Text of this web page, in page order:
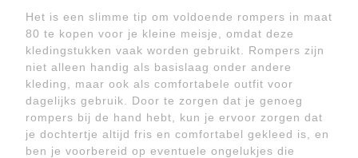
Het is een slimme tip om voldoende rompers in maat
80 te kopen voor je kleine meisje, omdat deze
kledingstukken vaak worden gebruikt. Rompers zijn
niet alleen handig als basislaag onder andere
kleding, maar ook als comfortabele outfit voor
dagelijks gebruik. Door te zorgen dat je genoeg
rompers bij de hand hebt, kun je ervoor zorgen dat
je dochtertje altijd fris en comfortabel gekleed is, en
ben je voorbereid op eventuele ongelukjes die